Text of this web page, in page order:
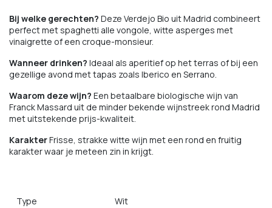
Bij welke gerechten? Deze Verdejo Bio uit Madrid combineert
perfect met spaghetti alle vongole, witte asperges met
vinaigrette of een croque-monsieur.
Wanneer drinken? Ideaal als aperitief op het terras of bij een
gezellige avond met tapas zoals Iberico en Serrano.
Waarom deze wijn? Een betaalbare biologische wijn van
Franck Massard uit de minder bekende wijnstreek rond Madrid
met uitstekende prijs-kwaliteit.
KarakterFrisse, strakke witte wijn met een rond en fruitig
karakter waar je meteen zin in krijgt.
Type Wit